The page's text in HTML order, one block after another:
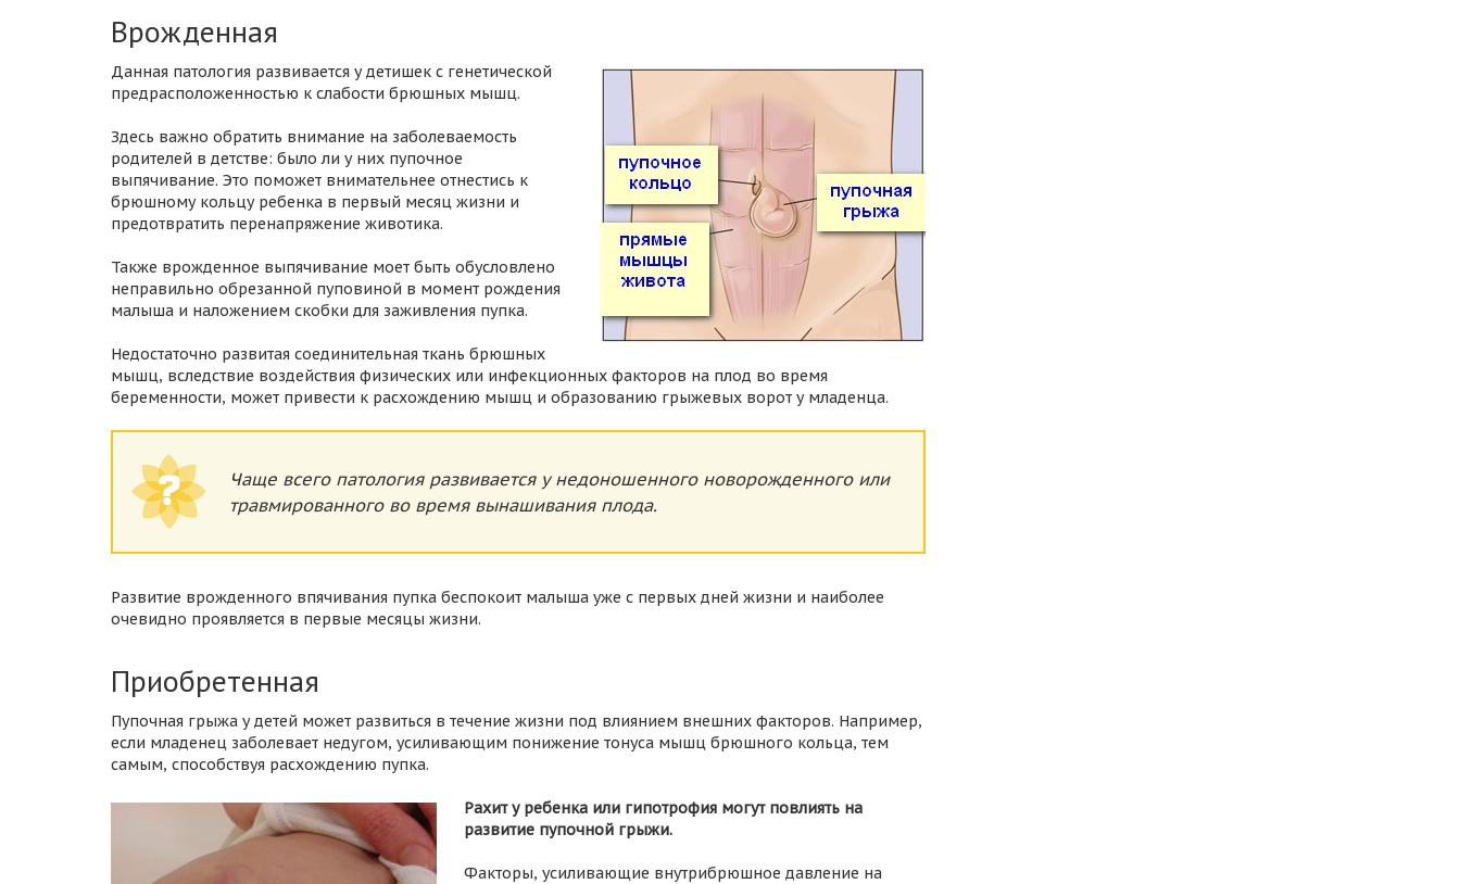
Врожденная
Данная патология развивается у детишек с генетической
предрасположенностью к слабости брюшных мышц.
Здесь важно обратить внимание на заболеваемость
родителей в детстве: было ли у них пупочное
выпячивание. Это поможет внимательнее отнестись к
брюшному кольцу ребенка в первый месяц жизни и
предотвратить перенапряжение животика.
Также врожденное выпячивание моет быть обусловлено
неправильно обрезанной пуповиной в момент рождения
малыша и наложением скобки для заживления пупка.
Недостаточно развитая соединительная ткань брюшных
мышц, вследствие воздействия физических или инфекционных факторов на плод во время
беременности, может привести к расхождению мышц и образованию грыжевых ворот у младенца.
Чаще всего патология развивается у недоношенного новорожденного или
травмированного во время вынашивания плода.
Развитие врожденного впячивания пупка беспокоит малыша уже с первых дней жизни и наиболее
очевидно проявляется в первые месяцы жизни.
Приобретенная
Пупочная грыжа у детей может развиться в течение жизни под влиянием внешних факторов. Например,
если младенец заболевает недугом, усиливающим понижение тонуса мышц брюшного кольца, тем
самым, способствуя расхождению пупка.
Рахит у ребенка или гипотрофия могут повлиять на
развитие пупочной грыжи.
Факторы, усиливающие внутрибрюшное давление на